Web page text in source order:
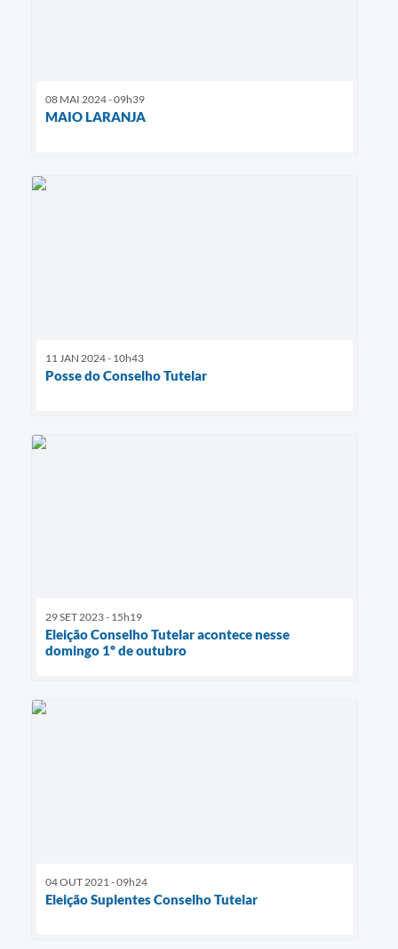
08 MAI 2024 - 09h39
MAIO LARANJA
11 JAN 2024 - 10h43
Posse do Conselho Tutelar
29 SET 2023 - 15h19
Eleição Conselho Tutelar acontece nesse
domingo 1º de outubro
04 OUT 2021 - 09h24
Eleição Suplentes Conselho Tutelar